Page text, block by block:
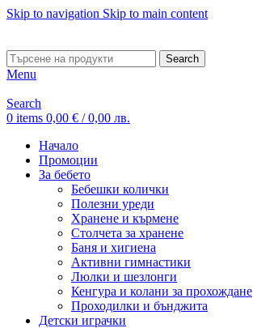
Skip to navigation Skip to main content
Search
Menu
Search
0 items 0,00 € / 0,00 лв.
Начало
Промоции
За бебето
Бебешки колички
Полезни уреди
Хранене и кърмене
Столчета за хранене
Баня и хигиена
Активни гимнастики
Люлки и шезлонги
Кенгура и колани за прохождане
Проходилки и бънджита
Детски играчки